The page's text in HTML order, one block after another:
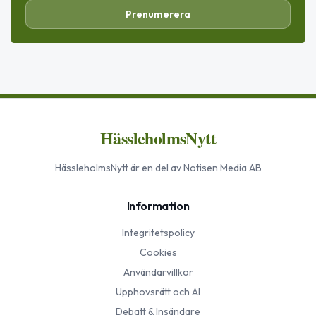
Prenumerera
HässleholmsNytt
HässleholmsNyttär en del av Notisen Media AB
Information
Integritetspolicy
Cookies
Användarvillkor
Upphovsrätt och AI
Debatt & Insändare